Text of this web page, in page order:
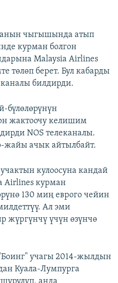
чыгышында атып
курман болгон
Malaysia Airlines
төлөп берет. Бул кабарды
билдирди.
бүлөлөрүнүн
жактоочу келишим
NOS телеканалы.
ачык айтылбайт.
кулоосуна кандай
Airlines курман
130 миң еврого чейин
Ал эми
жүргүнчү үчүн өзүнчө
учагы 2014-жылдын
Куала-Лумпурга